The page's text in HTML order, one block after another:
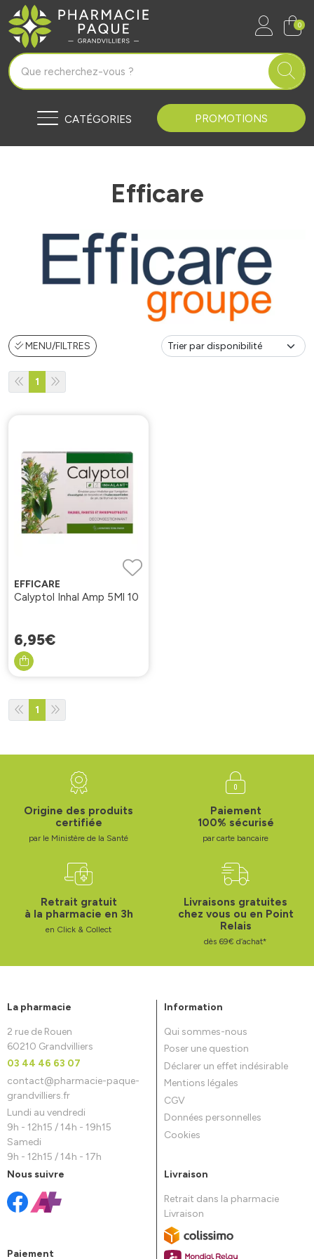
Pharmacie Paque Grandvilliers
0
CATÉGORIES PROMOTIONS
Efficare
MENU/FILTRES
1
EFFICARE
Calyptol Inhal Amp 5Ml 10
6,95€
1
Origine des produits
certifiée
par le Ministère de la Santé
Paiement
100% sécurisé
par carte bancaire
Retrait gratuit
à la pharmacie en 3h
en Click & Collect
Livraisons gratuites
chez vous ou en Point
Relais
dès 69€ d’achat*
La pharmacie
2 rue de Rouen
60210 Grandvilliers
03 44 46 63 07
contact@pharmacie-paque-
grandvilliers.fr
Lundi au vendredi
9h - 12h15 / 14h - 19h15
Samedi
9h - 12h15 / 14h - 17h
Information
Qui sommes-nous
Poser une question
Déclarer un effet indésirable
Mentions légales
CGV
Données personnelles
Cookies
Nous suivre
Paiement
Livraison
Retrait dans la pharmacie
Livraison